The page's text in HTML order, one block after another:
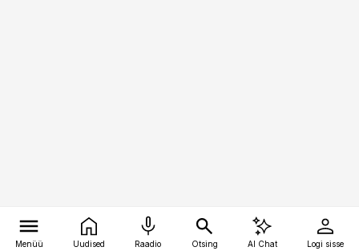
Menüü Uudised Raadio Otsing AI Chat Logi sisse